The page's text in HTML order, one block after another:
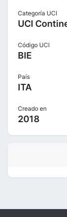
Categoría UCI
UCI
Código UCI
BIE
País
ITA
Creado en
2018